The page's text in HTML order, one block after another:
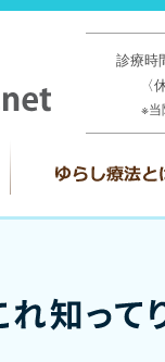
診療
※